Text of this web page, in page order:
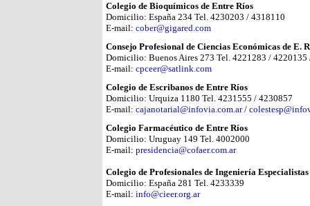
Colegio de Bioquímicos de Entre Ríos
Domicilio: España 234 Tel. 4230203 / 4318110
E-mail: cober@gigared.com
Consejo Profesional de Ciencias Económicas de E.
Domicilio: Buenos Aires 273 Tel. 4221283 / 4220135
E-mail: cpceer@satlink.com
Colegio de Escribanos de Entre Ríos
Domicilio: Urquiza 1180 Tel. 4231555 / 4230857
E-mail: cajanotarial@infovia.com.ar/
Colegio Farmacéutico de Entre Ríos
Domicilio: Uruguay 149 Tel. 4002000
E-mail: presidencia@cofaer.com.ar
Colegio de Profesionales de Ingeniería
Domicilio: España 281 Tel. 4233339
E-mail: info@cieer.org.ar